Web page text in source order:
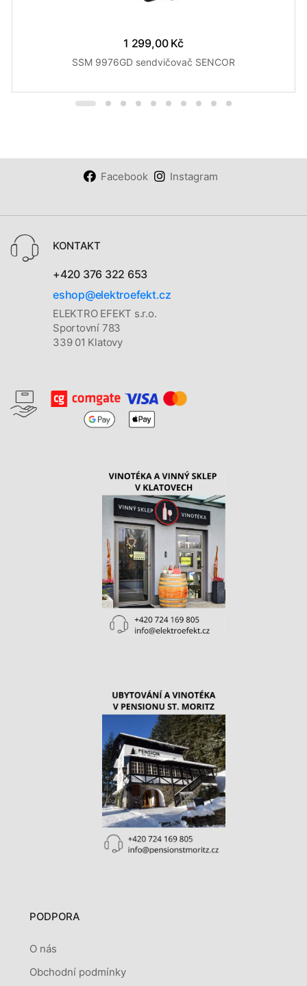
1 299,00 Kč
SSM 9976GD sendvičovač SENCOR
Facebook Instagram
KONTAKT
+420 376 322 653
eshop@elektroefekt.cz
ELEKTRO EFEKT s.r.o.
Sportovní 783
339 01 Klatovy
PODPORA
O nás
Obchodní podmínky